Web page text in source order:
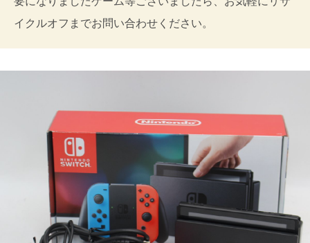
イクルオフまでお問い合わせください。